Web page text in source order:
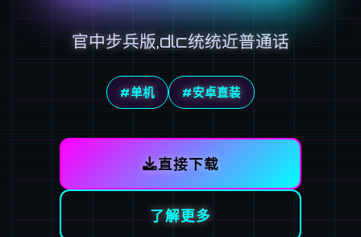
官中步兵版,dlc统统近普通话
#单机 #安卓直装
直接下载
了解更多